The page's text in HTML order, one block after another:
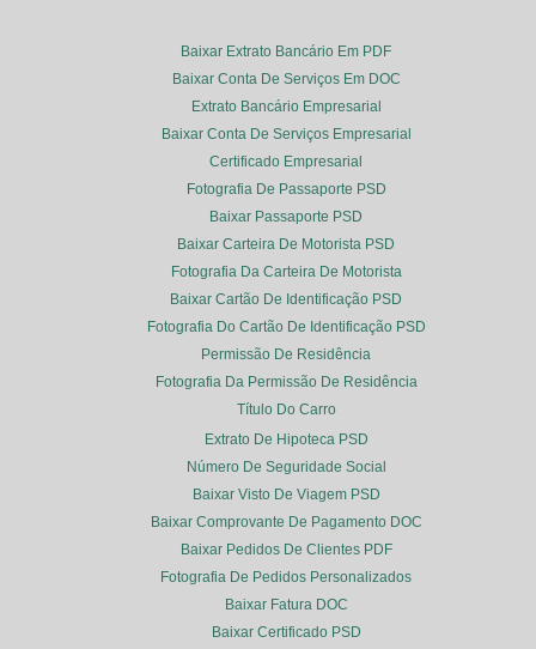
Baixar Extrato Bancário Em PDF
Baixar Conta De Serviços Em DOC
Extrato Bancário Empresarial
Baixar Conta De Serviços Empresarial
Certificado Empresarial
Fotografia De Passaporte PSD
Baixar Passaporte PSD
Baixar Carteira De Motorista PSD
Fotografia Da Carteira De Motorista
Baixar Cartão De Identificação PSD
Fotografia Do Cartão De Identificação PSD
Permissão De Residência
Fotografia Da Permissão De Residência
Título Do Carro
Extrato De Hipoteca PSD
Número De Seguridade Social
Baixar Visto De Viagem PSD
Baixar Comprovante De Pagamento DOC
Baixar Pedidos De Clientes PDF
Fotografia De Pedidos Personalizados
Baixar Fatura DOC
Baixar Certificado PSD